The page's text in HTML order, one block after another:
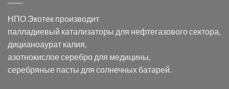
оксида
в
электролите
калий
дицианоаурат–
гексацианоферрата
НПО Экотек производит
палладиевый катализаторы для нефтегазового сектора,
дицианоаурат калия,
азотнокислое серебро для медицины,
серебряные пасты для солнечных батарей.